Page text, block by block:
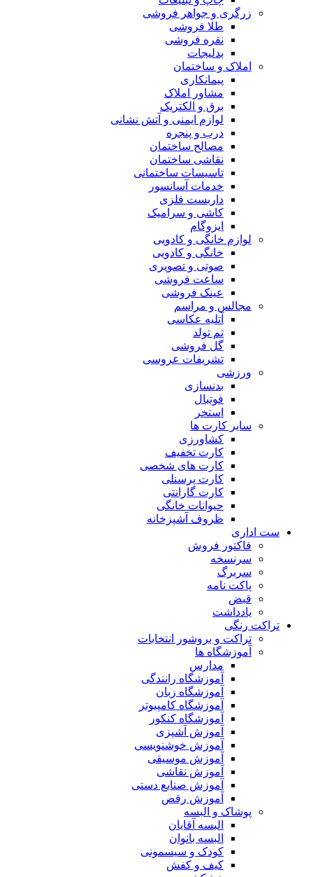
زرگری و جواهر فروشی
طلا فروشی
نقره فروشی
بدلیجات
املاک و ساختمان
پیمانکاری
مشاور املاک
برق و الکتریک
لوازم ایمنی و آتش نشانی
درب و پنجره
مصالح ساختمان
نقاشی ساختمان
تاسیسات ساختمانی
خدمات آسانسور
داربست فلزی
کاشی و سرامیک
ایزوگام
لوازم خانگی و کادویی
خانگی و کادویی
صوتی و تصویری
ساعت فروشی
عینک فروشی
مجالس و مراسم
آتلیه عکاسی
تم تولد
گل فروشی
تشریفات عروسی
ورزشی
بدنسازی
فوتبال
استخر
سایر کارت ها
کشاورزی
کارت تخفیف
کارت های شخصی
کارت پرسنلی
کارت گارانتی
حیوانات خانگی
ظروف آشپزخانه
ست اداری
فاکتور فروش
سرنسخه
سربرگ
پاکت نامه
قبض
یادداشت
تراکت رنگی
تراکت و بروشور انتخابات
آموزشگاه ها
مدارس
آموزشگاه رانندگی
آموزشگاه زبان
آموزشگاه کامپیوتر
آموزشگاه کنکور
آموزش آشپزی
آموزش خوشنویسی
آموزش موسیقی
آموزش نقاشی
آموزش صنایع دستی
آموزش رقص
پوشاک و البسه
البسه آقایان
البسه بانوان
کودک و سیسمونی
کیف و کفش